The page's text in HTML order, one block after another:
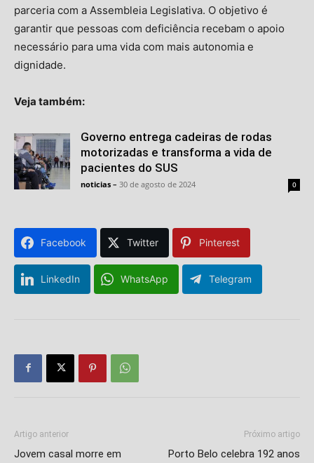
parceria com a Assembleia Legislativa. O objetivo é
garantir que pessoas com deficiência recebam o apoio
necessário para uma vida com mais autonomia e
dignidade.
Veja também:
Governo entrega cadeiras de rodas
motorizadas e transforma a vida de
pacientes do SUS
noticias – 30 de agosto de 2024 0
Facebook Twitter Pinterest
LinkedIn WhatsApp Telegram
Artigo anterior
Jovem casal morre em
Próximo artigo
Porto Belo celebra 192 anos